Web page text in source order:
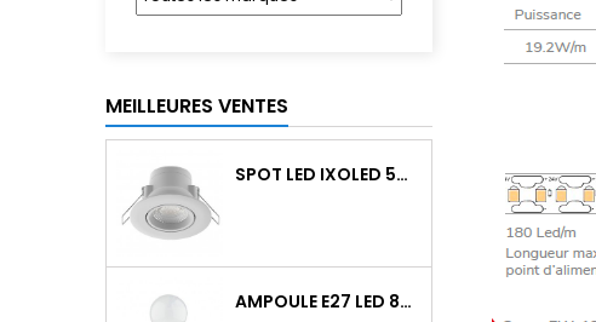
MEILLEURES VENTES
SPOT LED IXOLED 5W ORIENTABLE CCT DIMMABLE 600LM IP65 BLANC BBC
AMPOULE E27 LED 8W RAPID PRO V2 4000K 810LM